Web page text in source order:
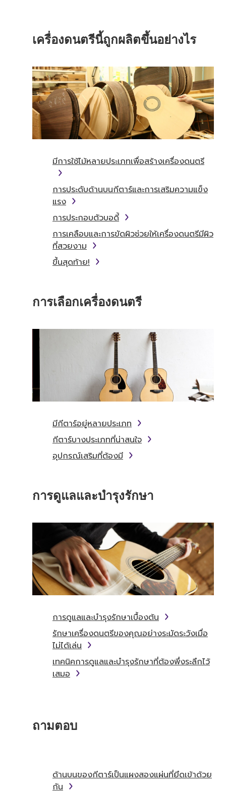
เครื่องดนตรีนี้ถูกผลิตขึ้นอย่างไร
มีการใช้ไม้หลายประเภทเพื่อสร้างเครื่องดนตรี
การประดับด้านบนกีตาร์และการเสริมความแข็ง
แรง
การประกอบตัวบอดี้
การเคลือบและการขัดผิวช่วยให้เครื่องดนตรีมีผิว
ที่สวยงาม
ขึ้นสุดท้าย!
การเลือกเครื่องดนตรี
มีกีตาร์อยู่หลายประเภท
กีตาร์บางประเภทที่น่าสนใจ
อุปกรณ์เสริมที่ต้องมี
การดูแลและบำรุงรักษา
การดูแลและบำรุงรักษาเบื้องต้น
รักษาเครื่องดนตรีของคุณอย่างระมัดระวังเมื่อ
ไม่ได้เล่น
เทคนิคการดูแลและบำรุงรักษาที่ต้องพึ่งระลึกไว้
เสมอ
ถามตอบ
ด้านบนของกีตาร์เป็นแผงสองแผ่นที่ยึดเข้าด้วย
กัน